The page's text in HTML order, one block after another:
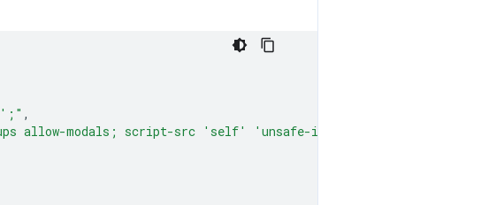
,
allow-modals; script-src 'self' 'unsafe-inline' 'unsafe-